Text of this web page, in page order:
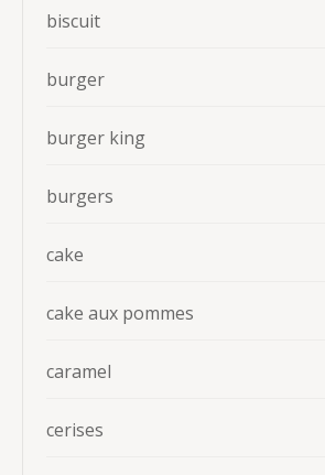
biscuit
burger
burger king
burgers
cake
cake aux pommes
caramel
cerises